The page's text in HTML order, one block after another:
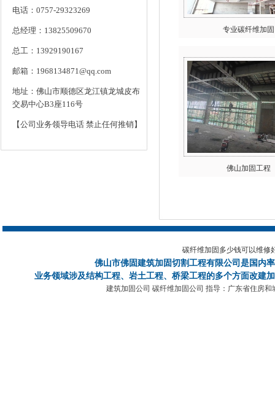
电话：0757-29323269
总经理：13825509670
总工：13929190167
邮箱：1968134871@qq.com
地址：佛山市顺德区龙江镇龙城皮布
交易中心B3座116号
【公司业务领导电话 禁止任何推销】
专业碳纤维加固
佛山加固工程
碳纤维加固多少钱可以维修
佛山市佛固建筑加固切割工程有限公司 是国内
业务领域涉及结构工程、岩土工程、桥梁工程的多个方面改
建筑加固公司 碳纤维加固公司 指导：广东省住房